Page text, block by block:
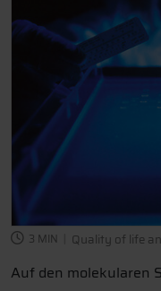
3 MIN Quality of life
Auf den molekularen